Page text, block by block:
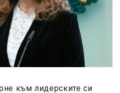
към лидерските си